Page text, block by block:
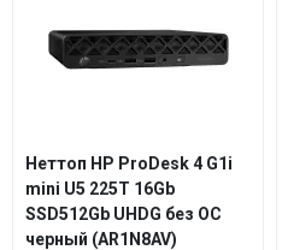
Неттоп HP ProDesk 4 G1i
mini U5 225T 16Gb
SSD512Gb UHDG без ОС
черный (AR1N8AV)